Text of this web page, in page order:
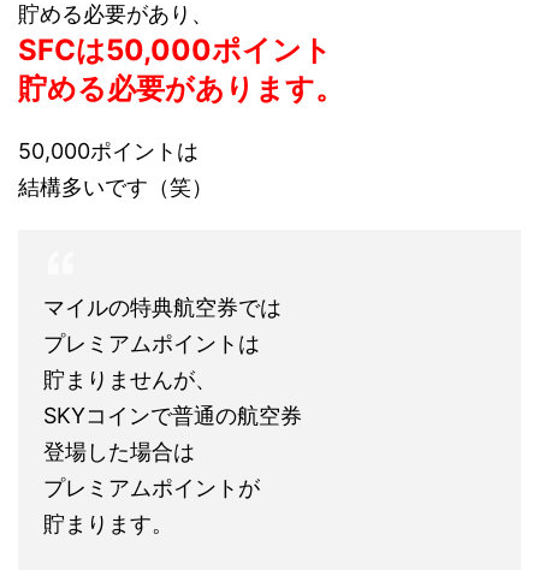
貯める必要があり、
SFCは50,000ポイント
貯める必要があります。
50,000ポイントは
結構多いです（笑）
マイルの特典航空券では
プレミアムポイントは
貯まりませんが、
SKYコインで普通の航空券
登場した場合は
プレミアムポイントが
貯まります。